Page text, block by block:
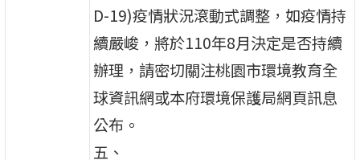
D-19)疫情狀況滾動式調整，如疫情持
續嚴峻，將於110年8月決定是否持續
辦理，請密切關注桃園市環境教育全
球資訊網或本府環境保護局網頁訊息
公布。
五、